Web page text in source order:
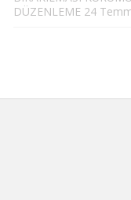
DÜZENLEME 24